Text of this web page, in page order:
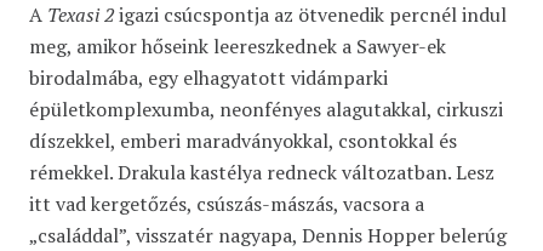
A Texasi 2igazi csúcspontja az ötvenedik percnél indul
meg, amikor hőseink leereszkednek a Sawyer-ek
birodalmába, egy elhagyatott vidámparki
épületkomplexumba, neonfényes alagutakkal, cirkuszi
díszekkel, emberi maradványokkal, csontokkal és
rémekkel. Drakula kastélya redneck változatban. Lesz
itt vad kergetőzés, csúszás-mászás, vacsora a
„családdal”, visszatér nagyapa, Dennis Hopper belerúg